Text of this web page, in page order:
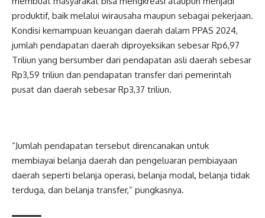
produktif, baik melalui wirausaha maupun sebagai pekerjaan.
Kondisi kemampuan keuangan daerah dalam PPAS 2024,
jumlah pendapatan daerah diproyeksikan sebesar Rp6,97
Triliun yang bersumber dari pendapatan asli daerah sebesar
Rp3,59 triliun dan pendapatan transfer dari pemerintah
pusat dan daerah sebesar Rp3,37 triliun.
“Jumlah pendapatan tersebut direncanakan untuk
membiayai belanja daerah dan pengeluaran pembiayaan
daerah seperti belanja operasi, belanja modal, belanja tidak
terduga, dan belanja transfer,” pungkasnya.